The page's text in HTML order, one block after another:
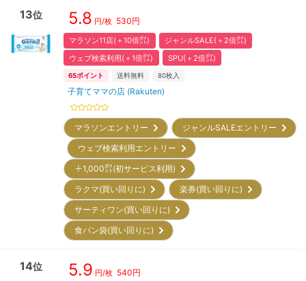
13位 5.8 円/枚 530円
マラソン11店(＋10倍㌽)
ジャンルSALE(＋2倍㌽)
ウェブ検索利用(＋1倍㌽)
SPU(＋2倍㌽)
65ポイント 送料無料 80枚入
子育てママの店 (Rakuten)
マラソンエントリー
ジャンルSALEエントリー
ウェブ検索利用エントリー
＋1,000㌽(初サービス利用)
ラクマ(買い回りに)
楽券(買い回りに)
サーティワン(買い回りに)
食パン袋(買い回りに)
14位 5.9 円/枚 540円